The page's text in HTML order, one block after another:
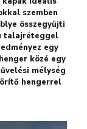
szemben
összegyűjti
talajréteggel
egy
közé egy
mélység
hengerrel